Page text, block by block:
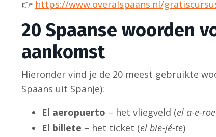
👉 https://www.overalspaans.nl/
20 Spaanse woorden
aankomst
Hieronder vind je de 20 meest gebruikte
Spaans uit Spanje):
El aeropuerto – het vliegveld (el a-e-
El billete – het ticket (el bie-jé-te)